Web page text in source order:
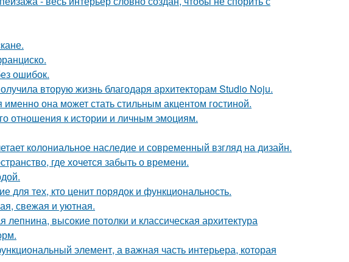
ошибок.
вторую жизнь благодаря архитекторам Studio Noju.
она может стать стильным акцентом гостиной.
отношения к истории и личным эмоциям.
колониальное наследие и современный взгляд на дизайн.
где хочется забыть о времени.
тех, кто ценит порядок и функциональность.
свежая и уютная.
высокие потолки и классическая архитектура
элемент, а важная часть интерьера, которая